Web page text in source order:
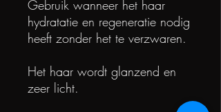
Gebruik wanneer het haar
hydratatie en regeneratie nodig
heeft zonder het te verzwaren.
Het haar wordt glanzend en
zeer licht.